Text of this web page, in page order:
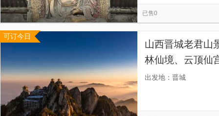
已售0
可订今日
山西晋城老君山
林仙境、云顶仙
出发地：晋城